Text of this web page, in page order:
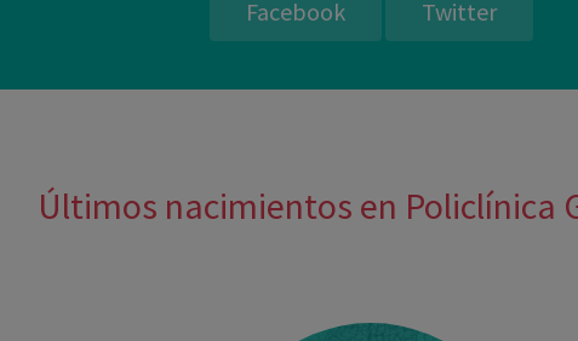
Facebook Twitter
Últimos nacimientos en Policlínica